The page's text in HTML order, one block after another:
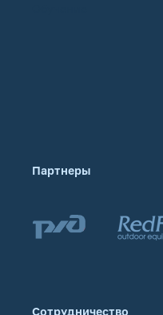
Партнеры
Сотрудничество